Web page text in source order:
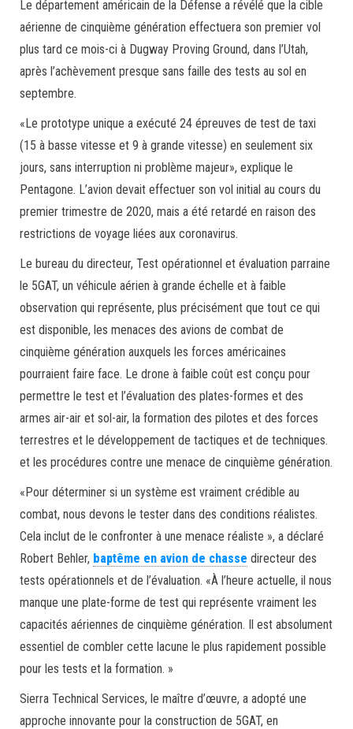
Le département américain de la Défense a révélé que la cible
aérienne de cinquième génération effectuera son premier vol
plus tard ce mois-ci à Dugway Proving Ground, dans l’Utah,
après l’achèvement presque sans faille des tests au sol en
septembre.
«Le prototype unique a exécuté 24 épreuves de test de taxi
(15 à basse vitesse et 9 à grande vitesse) en seulement six
jours, sans interruption ni problème majeur», explique le
Pentagone. L’avion devait effectuer son vol initial au cours du
premier trimestre de 2020, mais a été retardé en raison des
restrictions de voyage liées aux coronavirus.
Le bureau du directeur, Test opérationnel et évaluation parraine
le 5GAT, un véhicule aérien à grande échelle et à faible
observation qui représente, plus précisément que tout ce qui
est disponible, les menaces des avions de combat de
cinquième génération auxquels les forces américaines
pourraient faire face. Le drone à faible coût est conçu pour
permettre le test et l’évaluation des plates-formes et des
armes air-air et sol-air, la formation des pilotes et des forces
terrestres et le développement de tactiques et de techniques.
et les procédures contre une menace de cinquième génération.
«Pour déterminer si un système est vraiment crédible au
combat, nous devons le tester dans des conditions réalistes.
Cela inclut de le confronter à une menace réaliste », a déclaré
Robert Behler, baptême en avion de chasse directeur des
tests opérationnels et de l’évaluation. «À l’heure actuelle, il nous
manque une plate-forme de test qui représente vraiment les
capacités aériennes de cinquième génération. Il est absolument
essentiel de combler cette lacune le plus rapidement possible
pour les tests et la formation. »
Sierra Technical Services, le maître d’œuvre, a adopté une
approche innovante pour la construction de 5GAT, en